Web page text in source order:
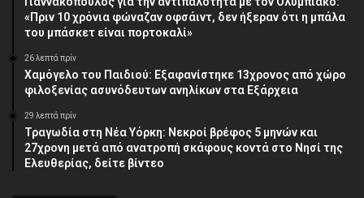
«Πριν 10 χρόνια φώναζαν οφσάιντ, δεν ήξεραν ότι η μπάλα
του μπάσκετ είναι πορτοκαλί»
26 λεπτά πρίν
Χαμόγελο του Παιδιού: Εξαφανίστηκε 13χρονος από χώρο
φιλοξενίας ασυνόδευτων ανηλίκων στα Εξάρχεια
29 λεπτά πρίν
Τραγωδία στη Νέα Υόρκη: Νεκροί βρέφος 5 μηνών και
27χρονη μετά από ανατροπή σκάφους κοντά στο Νησί της
Ελευθερίας, δείτε βίντεο